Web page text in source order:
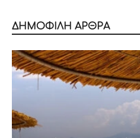
ΔΗΜΟΦΙΛΗ ΑΡΘΡΑ